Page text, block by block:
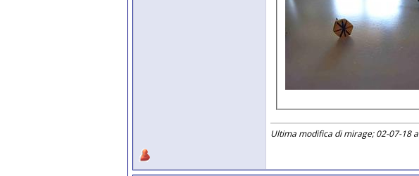
Ultima modifica di mirage; 02-07-18 a